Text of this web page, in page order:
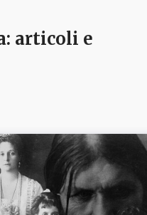
: articoli e